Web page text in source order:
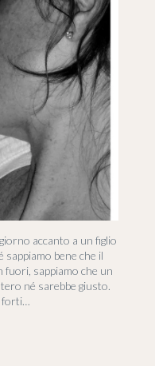
accanto a un figlio
bene che il
sappiamo che un
né sarebbe giusto.
forti…